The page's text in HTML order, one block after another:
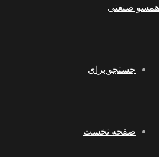
همسو صنعتی
جستجو برای
صفحه نخست